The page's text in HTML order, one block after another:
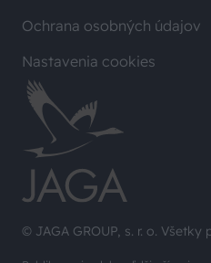
© JAGA GROUP, s. r. o. Všetky
Ochrana osobných údajov
Nastavenia cookies